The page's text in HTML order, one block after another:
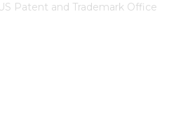
Patent and Trademark Office